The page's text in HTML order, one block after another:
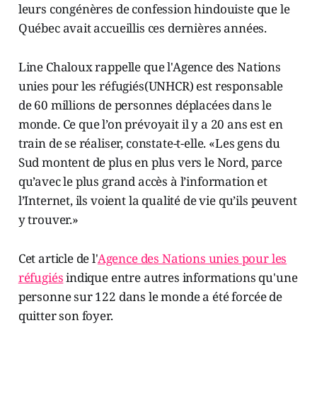
leurs congénères de confession hindouiste que le
Québec avait accueillis ces dernières années.
Line Chaloux rappelle que l'Agence des Nations
unies pour les réfugiés(UNHCR) est responsable
de 60 millions de personnes déplacées dans le
monde. Ce que l’on prévoyait il y a 20 ans est en
train de se réaliser, constate-t-elle. «Les gens du
Sud montent de plus en plus vers le Nord, parce
qu’avec le plus grand accès à l’information et
l’Internet, ils voient la qualité de vie qu’ils peuvent
y trouver.»
Cet article de l'Agence des Nations unies pour les
réfugiésindique entre autres informations qu'une
personne sur 122 dans le monde a été forcée de
quitter son foyer.